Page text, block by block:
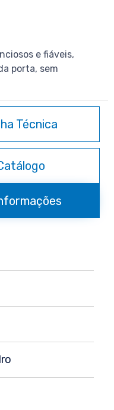
e fiáveis,
porta, sem
Técnica